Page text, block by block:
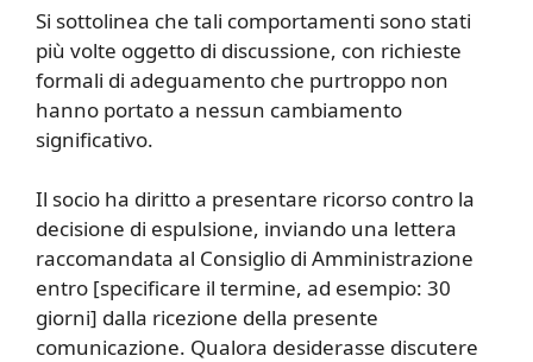
Si sottolinea che tali comportamenti sono stati
più volte oggetto di discussione, con richieste
formali di adeguamento che purtroppo non
hanno portato a nessun cambiamento
significativo.
Il socio ha diritto a presentare ricorso contro la
decisione di espulsione, inviando una lettera
raccomandata al Consiglio di Amministrazione
entro [specificare il termine, ad esempio: 30
giorni] dalla ricezione della presente
comunicazione. Qualora desiderasse discutere